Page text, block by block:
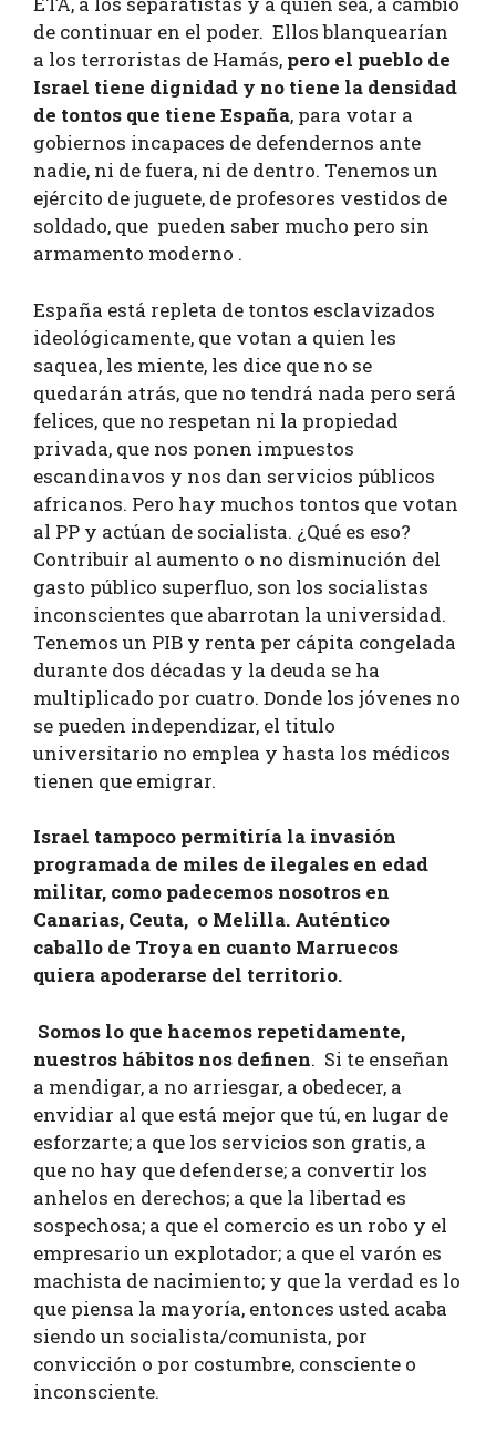
de continuar en el poder. Ellos blanquearían
a los terroristas de Hamás, pero el pueblo de
Israel tiene dignidad y no tiene la densidad
de tontos que tiene España, para votar a
gobiernos incapaces de defendernos ante
nadie, ni de fuera, ni de dentro. Tenemos un
ejército de juguete, de profesores vestidos de
soldado, que pueden saber mucho pero sin
armamento moderno .
España está repleta de tontos esclavizados
ideológicamente, que votan a quien les
saquea, les miente, les dice que no se
quedarán atrás, que no tendrá nada pero será
felices, que no respetan ni la propiedad
privada, que nos ponen impuestos
escandinavos y nos dan servicios públicos
africanos. Pero hay muchos tontos que votan
al PP y actúan de socialista. ¿Qué es eso?
Contribuir al aumento o no disminución del
gasto público superfluo, son los socialistas
inconscientes que abarrotan la universidad.
Tenemos un PIB y renta per cápita congelada
durante dos décadas y la deuda se ha
multiplicado por cuatro. Donde los jóvenes no
se pueden independizar, el titulo
universitario no emplea y hasta los médicos
tienen que emigrar.
Israel tampoco permitiría la invasión
programada de miles de ilegales en edad
militar, como padecemos nosotros en
Canarias, Ceuta, o Melilla. Auténtico
caballo de Troya en cuanto Marruecos
quiera apoderarse del territorio.
Somos lo que hacemos repetidamente,
nuestros hábitos nos definen. Si te enseñan
a mendigar, a no arriesgar, a obedecer, a
envidiar al que está mejor que tú, en lugar de
esforzarte; a que los servicios son gratis, a
que no hay que defenderse; a convertir los
anhelos en derechos; a que la libertad es
sospechosa; a que el comercio es un robo y el
empresario un explotador; a que el varón es
machista de nacimiento; y que la verdad es lo
que piensa la mayoría, entonces usted acaba
siendo un socialista/comunista, por
convicción o por costumbre, consciente o
inconsciente.